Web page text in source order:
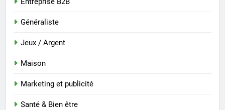
Généraliste
Jeux / Argent
Maison
Marketing et publicité
Santé & Bien être